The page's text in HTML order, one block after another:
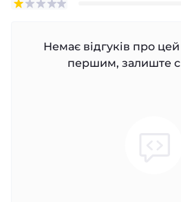
Немає відгуків про цей
першим, залиште